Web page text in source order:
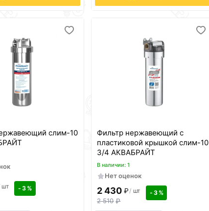
слим-10
шт - 3 %
Фильтр нержавеющий с
пластиковой крышкой слим-10
3/4 АКВАБРАЙТ
В наличии: 1
Нет оценок
2 430 ₽/ шт
2 510 ₽
- 3 %